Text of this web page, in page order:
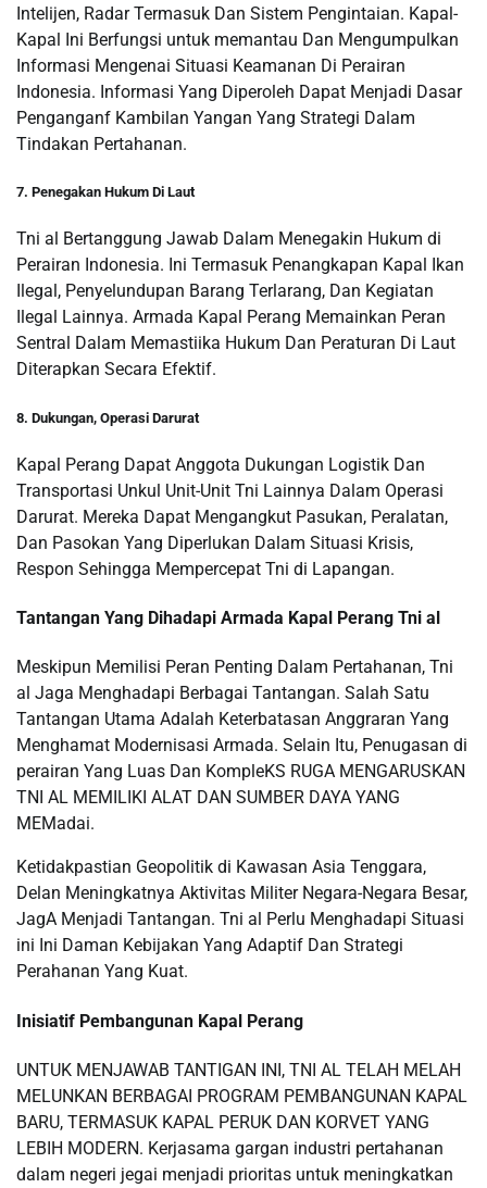
Intelijen, Radar Termasuk Dan Sistem Pengintaian. Kapal-
Kapal Ini Berfungsi untuk memantau Dan Mengumpulkan
Informasi Mengenai Situasi Keamanan Di Perairan
Indonesia. Informasi Yang Diperoleh Dapat Menjadi Dasar
Penganganf Kambilan Yangan Yang Strategi Dalam
Tindakan Pertahanan.
7. Penegakan Hukum Di Laut
Tni al Bertanggung Jawab Dalam Menegakin Hukum di
Perairan Indonesia. Ini Termasuk Penangkapan Kapal Ikan
Ilegal, Penyelundupan Barang Terlarang, Dan Kegiatan
Ilegal Lainnya. Armada Kapal Perang Memainkan Peran
Sentral Dalam Memastiika Hukum Dan Peraturan Di Laut
Diterapkan Secara Efektif.
8. Dukungan, Operasi Darurat
Kapal Perang Dapat Anggota Dukungan Logistik Dan
Transportasi Unkul Unit-Unit Tni Lainnya Dalam Operasi
Darurat. Mereka Dapat Mengangkut Pasukan, Peralatan,
Dan Pasokan Yang Diperlukan Dalam Situasi Krisis,
Respon Sehingga Mempercepat Tni di Lapangan.
Tantangan Yang Dihadapi Armada Kapal Perang Tni al
Meskipun Memilisi Peran Penting Dalam Pertahanan, Tni
al Jaga Menghadapi Berbagai Tantangan. Salah Satu
Tantangan Utama Adalah Keterbatasan Anggraran Yang
Menghamat Modernisasi Armada. Selain Itu, Penugasan di
perairan Yang Luas Dan KompleKS RUGA MENGARUSKAN
TNI AL MEMILIKI ALAT DAN SUMBER DAYA YANG
MEMadai.
Ketidakpastian Geopolitik di Kawasan Asia Tenggara,
Delan Meningkatnya Aktivitas Militer Negara-Negara Besar,
JagA Menjadi Tantangan. Tni al Perlu Menghadapi Situasi
ini Ini Daman Kebijakan Yang Adaptif Dan Strategi
Perahanan Yang Kuat.
Inisiatif Pembangunan Kapal Perang
UNTUK MENJAWAB TANTIGAN INI, TNI AL TELAH MELAH
MELUNKAN BERBAGAI PROGRAM PEMBANGUNAN KAPAL
BARU, TERMASUK KAPAL PERUK DAN KORVET YANG
LEBIH MODERN. Kerjasama gargan industri pertahanan
dalam negeri jegai menjadi prioritas untuk meningkatkan